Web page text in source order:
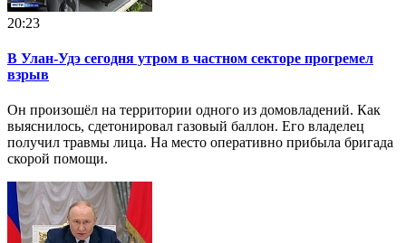
20:23
В Улан-Удэ сегодня утром в частном секторе прогремел
взрыв
Он произошёл на территории одного из домовладений. Как
выяснилось, сдетонировал газовый баллон. Его владелец
получил травмы лица. На место оперативно прибыла бригада
скорой помощи.